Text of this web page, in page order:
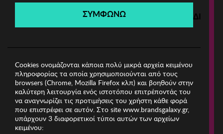
Filters
ΣΥΜΦΩΝΩ
Cookies ονομάζονται κάποια πολύ μικρά αρχεία κειμένου
πληροφορίας τα οποία χρησιμοποιούνται από τους
browsers (Chrome, Mozilla Firefox κλπ) και βοηθούν στην
καλύτερη λειτουργία ενός ιστοτόπου επιτρέποντάς του
να αναγνωρίζει τις προτιμήσεις του χρήστη κάθε φορά
που επιστρέφει σε αυτόν. Στο site www.brandsgalaxy.gr,
υπάρχουν 3 διαφορετικοί τύποι αυτών των αρχείων
κειμένου: